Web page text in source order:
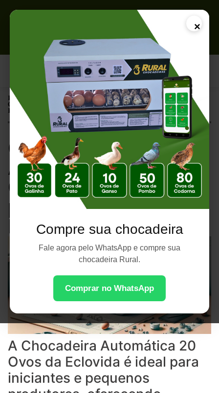
×
Compre sua chocadeira
Fale agora pelo WhatsApp e compre sua
chocadeira Rural.
Comprar no WhatsApp
Página Inicial |
Chocadeira Automática 20 Ovos: Compacta e Eficiente para
Pequenas Produções
Chocadeira
Automática 20 Ovos:
Compacta e Eficiente
para Pequenas
Produções
A Chocadeira Automática 20
Ovos da Eclovida é ideal para
iniciantes e pequenos